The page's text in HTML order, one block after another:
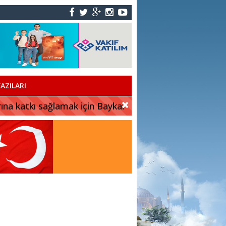
katkı sağlamak için Baykar